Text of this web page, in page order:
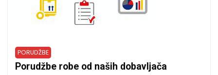
PORUDŽBE
Porudžbe robe od naših dobavljača